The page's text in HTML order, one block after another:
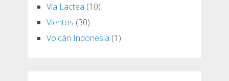
Vía Lactea (10)
Vientos (30)
Volcán Indonesia (1)